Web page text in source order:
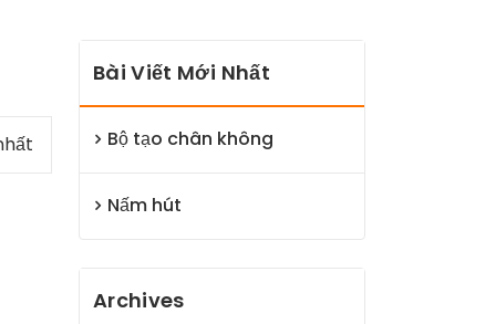
Bài Viết Mới Nhất
Bộ tạo chân không
Nấm hút
Archives